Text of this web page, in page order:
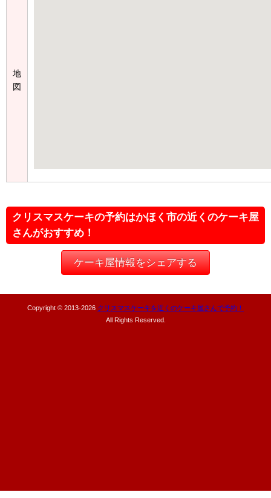
地
図
クリスマスケーキの予約はかほく市の近くのケーキ屋
さんがおすすめ！
ケーキ屋情報をシェアする
Copyright © 2013-2026 クリスマスケーキを近くのケーキ屋さんで予約！
All Rights Reserved.